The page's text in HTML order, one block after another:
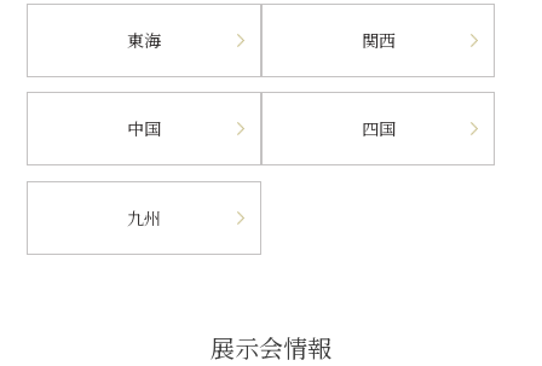
東海 関西
中国 四国
九州
展示会情報